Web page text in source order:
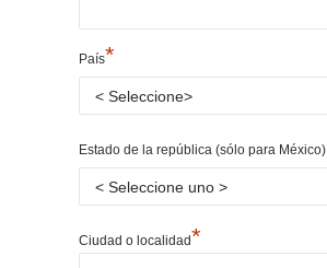
País*
Estado de la república (sólo para México)
Ciudad o localidad*